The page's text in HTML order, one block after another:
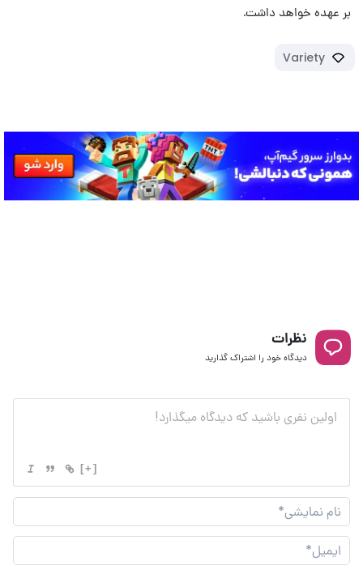
بر عهده خواهد داشت.
Variety
نظرات
دیدگاه خود را اشتراک گذارید
[+]
نام